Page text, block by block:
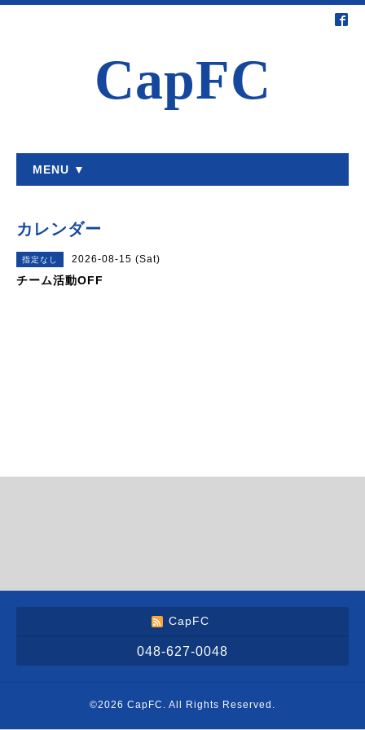
CapFC
MENU ▼
カレンダー
指定なし 2026-08-15 (Sat)
チーム活動OFF
CapFC
048-627-0048
©2026 CapFC . All Rights Reserved.